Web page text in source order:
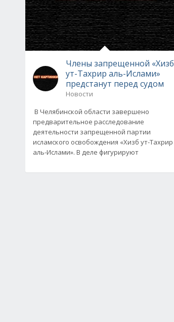
Члены запрещенной «Хизб
ут-Тахрир аль-Ислами»
предстанут перед судом
Новости
В Челябинской области завершено
предварительное расследование
деятельности запрещенной партии
исламского освобождения «Хизб ут-Тахрир
аль-Ислами». В деле фигурируют